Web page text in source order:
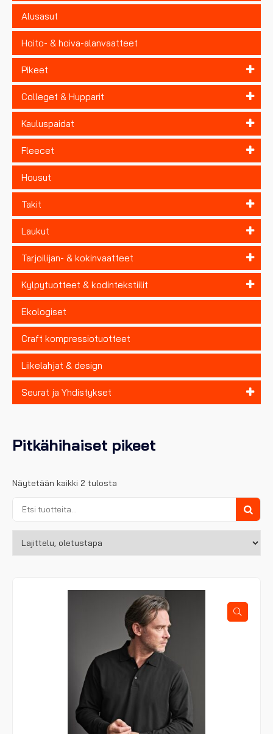
Alusasut
Hoito- & hoiva-alanvaatteet
Pikeet
Colleget & Hupparit
Kauluspaidat
Fleecet
Housut
Takit
Laukut
Tarjoilijan- & kokinvaatteet
Kylpytuotteet & kodintekstiilit
Ekologiset
Craft kompressiotuotteet
Liikelahjat & design
Seurat ja Yhdistykset
Pitkähihaiset pikeet
Näytetään kaikki 2 tulosta